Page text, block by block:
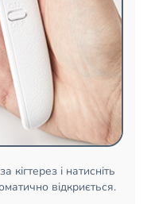
кігтерез і натисніть
відкриється.